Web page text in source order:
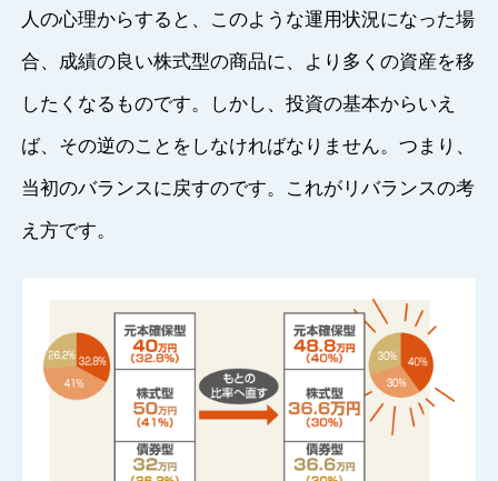
人の心理からすると、このような運用状況になった場
合、成績の良い株式型の商品に、より多くの資産を移
したくなるものです。しかし、投資の基本からいえ
ば、その逆のことをしなければなりません。つまり、
当初のバランスに戻すのです。これがリバランスの考
え方です。